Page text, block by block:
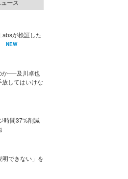
ース
が検証した
NEW
か──及川卓也
してはいけな
時間37%削減
できない」を